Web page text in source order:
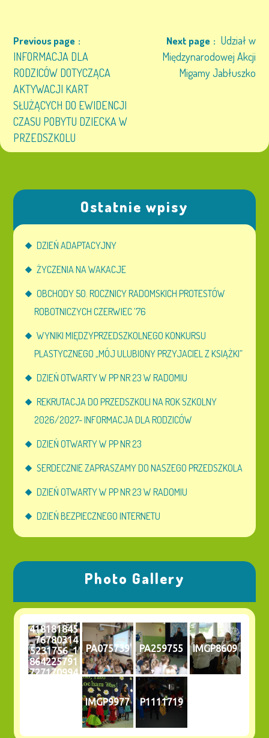
Previous page
INFORMACJA DLA
RODZICÓW DOTYCZĄCA
AKTYWACJI KART
SŁUŻĄCYCH DO EWIDENCJI
CZASU POBYTU DZIECKA W
PRZEDSZKOLU
Next page
Udział w
Międzynarodowej Akcji
Migamy Jabłuszko
Ostatnie wpisy
DZIEŃ ADAPTACYJNY
ŻYCZENIA NA WAKACJE
OBCHODY 50. ROCZNICY RADOMSKICH PROTESTÓW
ROBOTNICZYCH CZERWIEC ’76
WYNIKI MIĘDZYPRZEDSZKOLNEGO KONKURSU
PLASTYCZNEGO „MÓJ ULUBIONY PRZYJACIEL Z KSIĄŻKI”
DZIEŃ OTWARTY W PP NR 23 W RADOMIU
REKRUTACJA DO PRZEDSZKOLI NA ROK SZKOLNY
2026/2027- INFORMACJA DLA RODZICÓW
DZIEŃ OTWARTY W PP NR 23
SERDECZNIE ZAPRASZAMY DO NASZEGO PRZEDSZKOLA
DZIEŃ OTWARTY W PP NR 23 W RADOMIU
DZIEŃ BEZPIECZNEGO INTERNETU
Photo Gallery
418181845
_76780314
5231756_1
864225791
727170994
PA075739 PA259755 IMGP8609
IMGP9977 P1111719